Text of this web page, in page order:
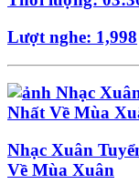
Lượt nghe: 1,998
Nhạc Xuân
Về Mùa Xuân